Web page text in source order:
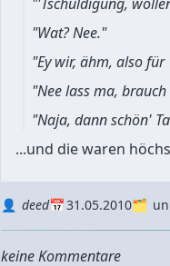
"Wat? Nee."
"Ey wir, ähm, also
"Nee lass ma,
"Naja, dann schön'
...und die waren
Autordeed
Datum 31.05.2010
Kategorie
keine Kommentare